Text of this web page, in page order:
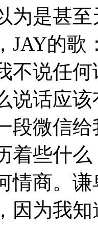
为是甚
JAY的歌
不说任
说话应
段微信
着些什
情商。
因为我